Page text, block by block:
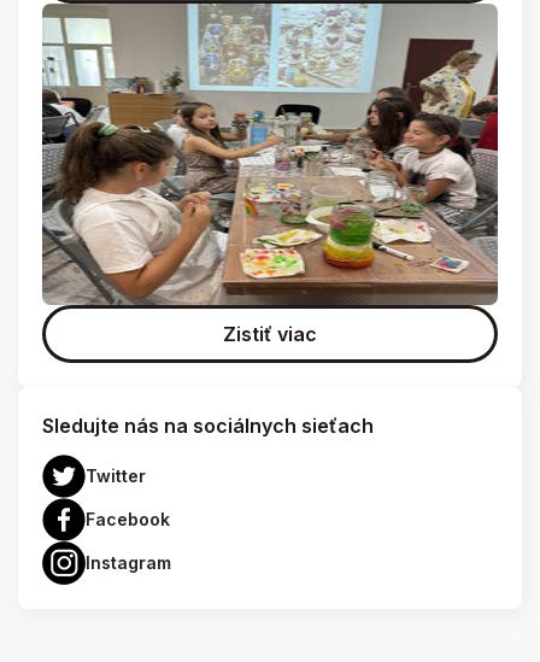
Zistiť viac
Sledujte nás na sociálnych sieťach
Twitter
Facebook
Instagram